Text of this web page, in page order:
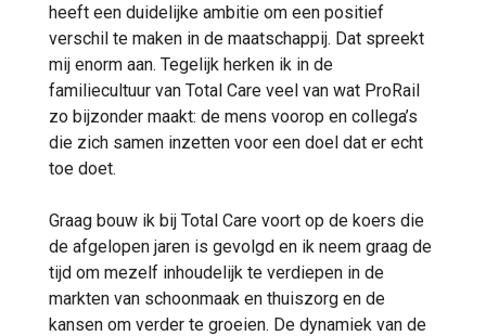
heeft een duidelijke ambitie om een positief
verschil te maken in de maatschappij. Dat spreekt
mij enorm aan. Tegelijk herken ik in de
familiecultuur van Total Care veel van wat ProRail
zo bijzonder maakt: de mens voorop en collega’s
die zich samen inzetten voor een doel dat er echt
toe doet.
Graag bouw ik bij Total Care voort op de koers die
de afgelopen jaren is gevolgd en ik neem graag de
tijd om mezelf inhoudelijk te verdiepen in de
markten van schoonmaak en thuiszorg en de
kansen om verder te groeien. De dynamiek van de